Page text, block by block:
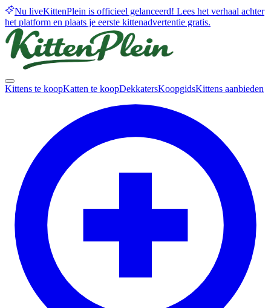
Nu liveKittenPlein is officieel gelanceerd! Lees het verhaal achter
het platform en plaats je eerste kittenadvertentie gratis.
Kittens te koopKatten te koopDekkatersKoopgidsKittens aanbieden